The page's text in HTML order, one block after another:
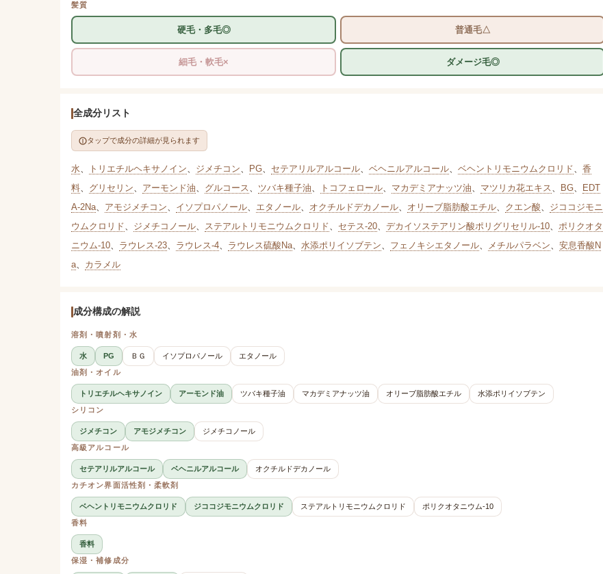
髪質
硬毛・多毛◎ 普通毛△
細毛・軟毛× ダメージ毛◎
全成分リスト
タップで成分の詳細が見られます
水、 トリエチルヘキサノイン、 ジメチコン、 PG、 セテアリルアルコール、 ベヘニルアルコール、 ベヘントリモニウムクロリド、 香
料、 グリセリン、 アーモンド油、 グルコース、 ツバキ種子油、 トコフェロール、 マカデミアナッツ油、 マツリカ花エキス、 BG、
EDT
A-2Na、 アモジメチコン、 イソプロパノール、 エタノール、 オクチルドデカノール、 オリーブ脂肪酸エチル、 クエン酸、 ジココジモニ
ウムクロリド、 ジメチコノール、 ステアルトリモニウムクロリド、 セテス-20、 デカイソステアリン酸ポリグリセリル-10、 ポリクオタ
ニウム-10、 ラウレス-23、 ラウレス-4、 ラウレス硫酸Na、 水添ポリイソブテン、 フェノキシエタノール、 メチルパラベン、 安息香酸N
a、 カラメル
成分構成の解説
溶剤・噴射剤・水
水 PG ＢＧ イソプロパノール
エタノール
油剤・オイル
トリエチルヘキサノイン アーモンド油 ツバキ種子油 マカデミアナッツ油 オリーブ脂肪酸エチル
水添ポリイソブテン
シリコン
ジメチコン アモジメチコン
ジメチコノール
高級アルコール
セテアリルアルコール ベヘニルアルコール
オクチルドデカノール
カチオン界面活性剤・柔軟剤
ベヘントリモニウムクロリド ジココジモニウムクロリド ステアルトリモニウムクロリド
ポリクオタニウム-10
香料
香料
保湿・補修成分